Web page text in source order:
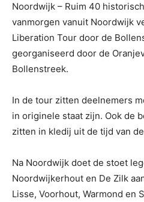
Noordwijk – Ruim 40
vanmorgen vanuit Noordwijk
Liberation Tour door de
georganiseerd door de
Bollenstreek.
In de tour zitten deelnemers
in originele staat zijn. Ook de
zitten in kledij uit de tijd van
Na Noordwijk doet de stoet
Noordwijkerhout en De Zilk
Lisse, Voorhout, Warmond en